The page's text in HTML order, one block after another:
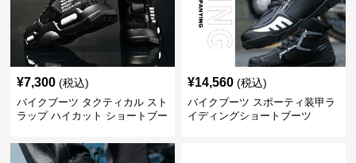
¥7,300 (税込)
バイクブーツ タクティカル スト
ラップ ハイカット ショートブー
¥14,560 (税込)
バイクブーツ スポーティ装甲ラ
イディングショートブーツ